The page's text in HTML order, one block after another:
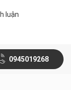
luận
0945019268